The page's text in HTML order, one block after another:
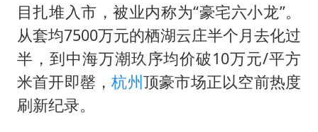
“新疆阿勒泰八月能滑雪”不实
福建泉州市委书记张毅恭被查
四川宜宾地震网友称睡觉被摇醒
今日立秋你咬秋了吗
目扎堆入市，被业内称为“豪宅六小龙”。
从套均7500万元的栖湖云庄半个月去化过
半，到中海万潮玖序均价破10万元/平方
米首开即罄，杭州顶豪市场正以空前热度
刷新纪录。